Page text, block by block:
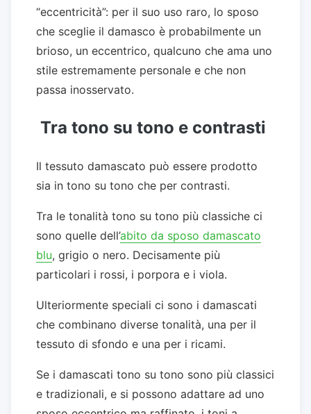
“eccentricità”: per il suo uso raro, lo sposo
che sceglie il damasco è probabilmente un
brioso, un eccentrico, qualcuno che ama uno
stile estremamente personale e che non
passa inosservato.
Tra tono su tono e contrasti
Il tessuto damascato può essere prodotto
sia in tono su tono che per contrasti.
Tra le tonalità tono su tono più classiche ci
sono quelle dell’abito da sposo damascato
blu, grigio o nero. Decisamente più
particolari i rossi, i porpora e i viola.
Ulteriormente speciali ci sono i damascati
che combinano diverse tonalità, una per il
tessuto di sfondo e una per i ricami.
Se i damascati tono su tono sono più classici
e tradizionali, e si possono adattare ad uno